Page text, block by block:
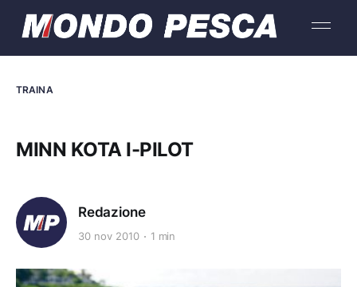
TRAINA
MINN KOTA I-PILOT
Redazione
30 nov 2010 1 min